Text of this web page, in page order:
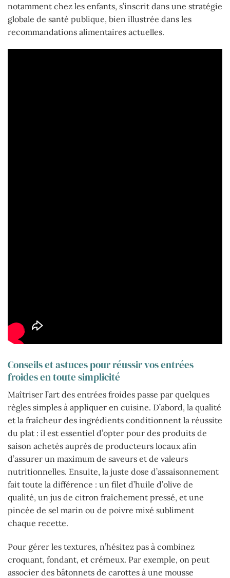
notamment chez les enfants, s’inscrit dans une stratégie
globale de santé publique, bien illustrée dans les
recommandations alimentaires actuelles.
Conseils et astuces pour réussir vos entrées
froides en toute simplicité
Maîtriser l’art des entrées froides passe par quelques
règles simples à appliquer en cuisine. D’abord, la qualité
et la fraîcheur des ingrédients conditionnent la réussite
du plat : il est essentiel d’opter pour des produits de
saison achetés auprès de producteurs locaux afin
d’assurer un maximum de saveurs et de valeurs
nutritionnelles. Ensuite, la juste dose d’assaisonnement
fait toute la différence : un filet d’huile d’olive de
qualité, un jus de citron fraîchement pressé, et une
pincée de sel marin ou de poivre mixé subliment
chaque recette.
Pour gérer les textures, n’hésitez pas à combinez
croquant, fondant, et crémeux. Par exemple, on peut
associer des bâtonnets de carottes à une mousse